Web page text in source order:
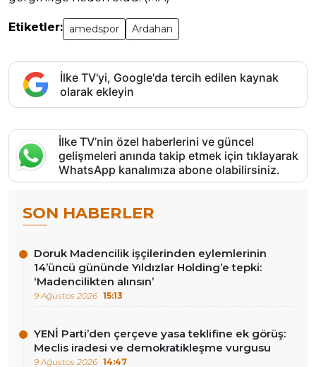
Etiketler: amedspor Ardahan
İlke TV'yi, Google'da tercih edilen kaynak
olarak ekleyin
İlke TV’nin özel haberlerini ve güncel
gelişmeleri anında takip etmek için tıklayarak
WhatsApp kanalımıza abone olabilirsiniz.
SON HABERLER
Doruk Madencilik işçilerinden eylemlerinin
14’üncü gününde Yıldızlar Holding’e tepki:
‘Madencilikten alınsın’
9 Ağustos 2026 15:13
YENİ Parti’den çerçeve yasa teklifine ek görüş:
Meclis iradesi ve demokratikleşme vurgusu
9 Ağustos 2026 14:47